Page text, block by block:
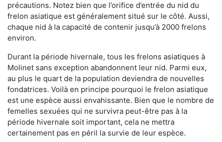
précautions. Notez bien que l’orifice d’entrée du nid du
frelon asiatique est généralement situé sur le côté. Aussi,
chaque nid à la capacité de contenir jusqu’à 2000 frelons
environ.
Durant la période hivernale, tous les frelons asiatiques à
Molinet sans exception abandonnent leur nid. Parmi eux,
au plus le quart de la population deviendra de nouvelles
fondatrices. Voilà en principe pourquoi le frelon asiatique
est une espèce aussi envahissante. Bien que le nombre de
femelles sexuées qui ne survivra peut-être pas à la
période hivernale soit important, cela ne mettra
certainement pas en péril la survie de leur espèce.